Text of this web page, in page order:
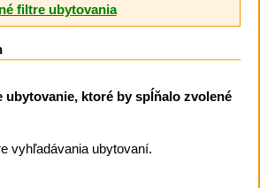
filtre ubytovania
ubytovanie, ktoré by spĺňalo zvolené
vyhľadávania ubytovaní.